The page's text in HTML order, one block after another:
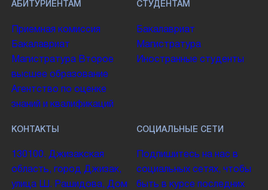
АБИТУРИЕНТАМ
Приемная комиссия
Бакалавриат
Магистратура Второе
высшее образование
Агентство по оценке
знаний и квалификаций
СТУДЕНТАМ
Бакалавриат
Магистратура
Иностранные студенты
КОНТАКТЫ
130100. Джизакская
область, город Джизак,
улица Ш. Рашидова, Дом
СОЦИАЛЬНЫЕ СЕТИ
Подпишитесь на нас в
социальных сетях, чтобы
быть в курсе последних